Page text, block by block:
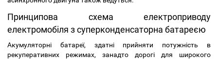
Принципова схема електроприводу
електромобіля з суперконденсаторна батареєю
Акумуляторні батареї, здатні прийняти потужність в
рекуперативних режимах, занадто дорогі для широкого